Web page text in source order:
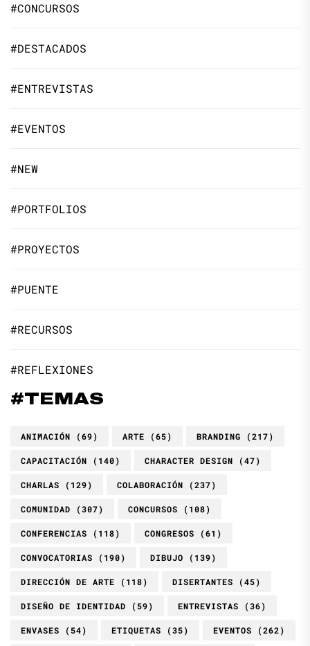
#CONCURSOS
#DESTACADOS
#ENTREVISTAS
#EVENTOS
#NEW
#PORTFOLIOS
#PROYECTOS
#PUENTE
#RECURSOS
#REFLEXIONES
#TEMAS
ANIMACIÓN (69) ARTE (65) BRANDING (217)
CAPACITACIÓN (140) CHARACTER DESIGN (47)
CHARLAS (129) COLABORACIÓN (237)
COMUNIDAD (307) CONCURSOS (108)
CONFERENCIAS (118) CONGRESOS (61)
CONVOCATORIAS (190) DIBUJO (139)
DIRECCIÓN DE ARTE (118) DISERTANTES (45)
DISEÑO DE IDENTIDAD (59) ENTREVISTAS (36)
ENVASES (54) ETIQUETAS (35) EVENTOS (262)